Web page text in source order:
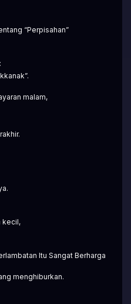
“Perpisahan”
malam,
kecil,
Itu Sangat Berharga
menghiburkan.